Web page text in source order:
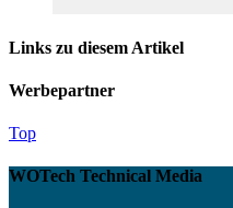
Links zu diesem Artikel
Werbepartner
Top
WOTech Technical Media